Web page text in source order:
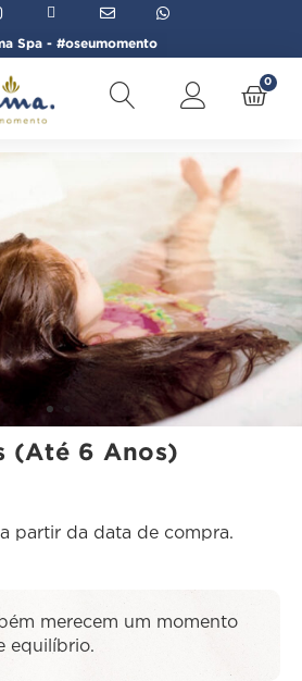
Spa - #oseumomento
0
→ Day Spa Kids (Até 6 Anos)
(Até 6 Anos)
partir da data de compra.
merecem um momento
equilíbrio.